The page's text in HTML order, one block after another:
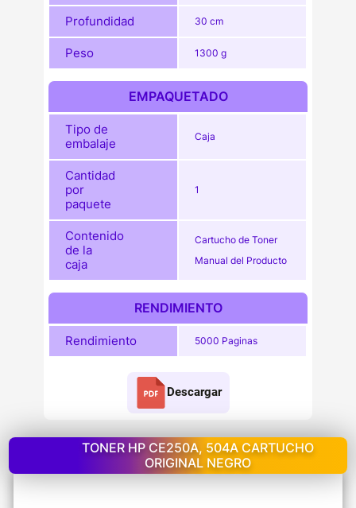
Profundidad 30 cm
Peso 1300 g
EMPAQUETADO
Tipo de
embalaje
Caja
Cantidad
por
paquete
1
Contenido
de la
caja
Cartucho de Toner
Manual del Producto
RENDIMIENTO
Rendimiento 5000 Paginas
Descargar
TONER HP CE250A, 504A CARTUCHO
ORIGINAL NEGRO